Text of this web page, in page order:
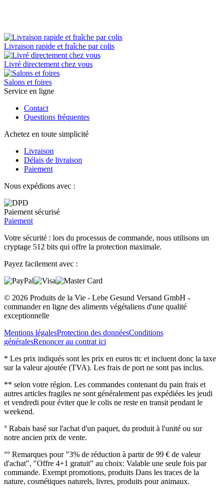
Livraison rapide et fraîche par colis
Livré directement chez vous
Salons et foires
Service en ligne
Contact
Questions fréquentes
Achetez en toute simplicité
Livraison
Délais de livraison
Paiement
Nous expédions avec :
Paiement sécurisé
Paiement
Votre sécurité : lors du processus de commande, nous utilisons un
cryptage 512 bits qui offre la protection maximale.
Payez facilement avec :
© 2026 Produits de la Vie - Lebe Gesund Versand GmbH -
commander en ligne des aliments végétaliens d'une qualité
exceptionnelle
Mentions légalesProtection des donnéesConditions
généralesRenoncer au contrat ici
* Les prix indiqués sont les prix en euros ttc et incluent donc la taxe
sur la valeur ajoutée (TVA). Les frais de port ne sont pas inclus.
** selon votre région. Les commandes contenant du pain frais et
autres articles fragiles ne sont généralement pas expédiées les jeudi
et vendredi pour éviter que le colis ne reste en transit pendant le
weekend.
° Rabais basé sur l'achat d'un paquet, du produit à l'unité ou sur
notre ancien prix de vente.
°° Remarques pour "3% de réduction à partir de 99 € de valeur
d'achat", "Offre 4+1 gratuit" au choix: Valable une seule fois par
commande. Exempt promotions, produits Dans les traces de la
nature, cosmétiques naturels, livres, produits pour animaux.